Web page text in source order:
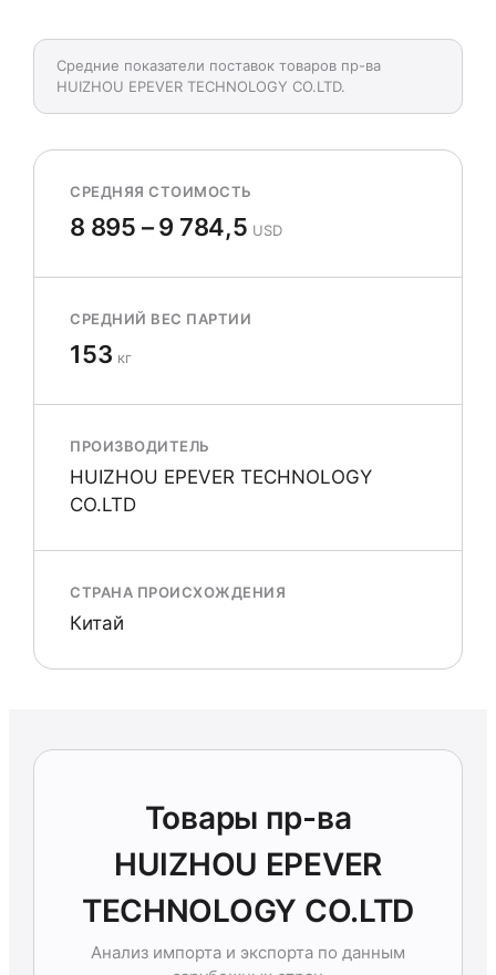
Средние показатели поставок товаров пр-ва
HUIZHOU EPEVER TECHNOLOGY CO.LTD.
СРЕДНЯЯ СТОИМОСТЬ
8 895 – 9 784,5 USD
СРЕДНИЙ ВЕС ПАРТИИ
153 кг
ПРОИЗВОДИТЕЛЬ
HUIZHOU EPEVER TECHNOLOGY
CO.LTD
СТРАНА ПРОИСХОЖДЕНИЯ
Китай
Товары пр-ва
HUIZHOU EPEVER
TECHNOLOGY CO.LTD
Анализ импорта и экспорта по данным